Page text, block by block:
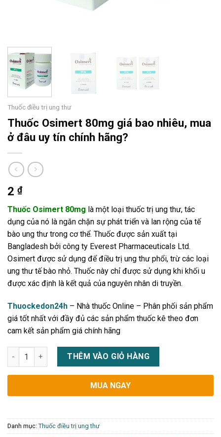
Thuốc điều trị ung thư
Thuốc Osimert 80mg giá bao nhiêu, mua
ở đâu uy tín chính hãng?
2 ₫
Thuốc Osimert 80mg là một loại thuốc trị ung thư, tác
dụng của nó là ngăn chặn sự phát triển và lan rộng của tế
bào ung thư trong cơ thể. Thuốc được sản xuất tại
Bangladesh bởi công ty Everest Pharmaceuticals Ltd.
Osimert được sử dụng để điều trị ung thư phổi, trừ các loại
ung thư tế bào nhỏ. Thuốc này chỉ được sử dụng khi khối u
được xác định là kết quả của nguyên nhân di truyền.
Thuockedon24h – Nhà thuốc Online – Phân phối sản phẩm
giá tốt nhất với đầy đủ các sản phẩm thuốc kê theo đơn
cam kết sản phẩm giá chính hãng
Thuốc Osimert 80mg giá bao nhiêu, mua ở đâu uy tín chính
THÊM VÀO GIỎ HÀNG
MUA NGAY
Danh mục: Thuốc điều trị ung thư